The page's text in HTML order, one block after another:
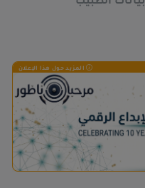
المزيد حول هذا الإعلان